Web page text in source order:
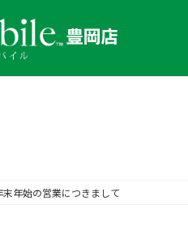
末年始の営業につきまして